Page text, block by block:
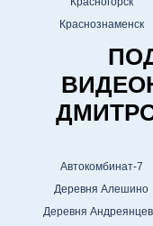
Краснознаменск
Автокомбинат-7
Деревня Алешино
Деревня